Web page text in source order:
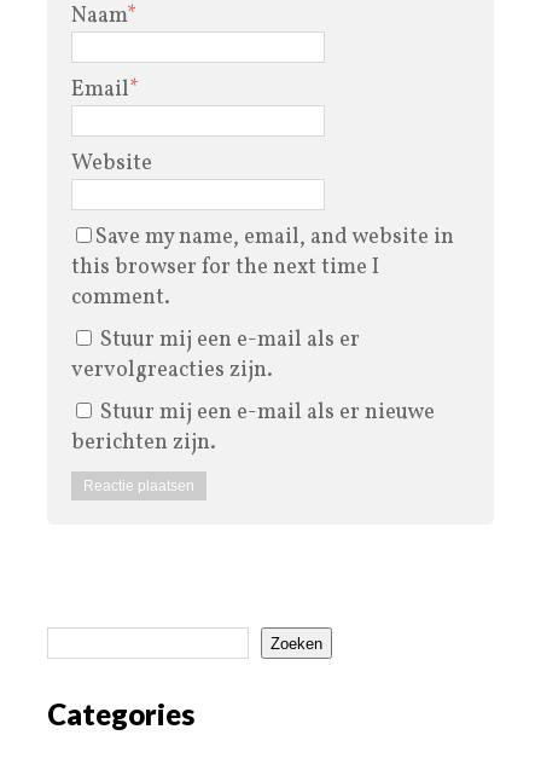
Naam*
Email*
Website
Save my name, email, and website in
this browser for the next time I
comment.
Stuur mij een e-mail als er
vervolgreacties zijn.
Stuur mij een e-mail als er nieuwe
berichten zijn.
Zoeken
Categories